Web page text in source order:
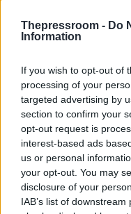
Thepressroom - Do
Information
If you wish to opt-out of
processing of your
targeted advertising by
section to confirm your
opt-out request is
interest-based ads
us or personal
your opt-out. You may
disclosure of your
IAB’s list of
Σχετικά Θέματα:
Στο μικροσκόπιο